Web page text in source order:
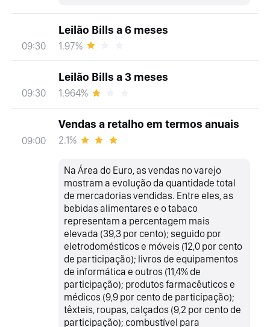
09:30
Leilão Bills a 6 meses
1.97%
09:30
Leilão Bills a 3 meses
1.964%
09:00
Vendas a retalho em termos anuais
2.1%
Na Área do Euro, as vendas no varejo
mostram a evolução da quantidade total
de mercadorias vendidas. Entre eles, as
bebidas alimentares e o tabaco
representam a percentagem mais
elevada (39,3 por cento); seguido por
eletrodomésticos e móveis (12,0 por cento
de participação); livros de equipamentos
de informática e outros (11,4% de
participação); produtos farmacêuticos e
médicos (9,9 por cento de participação);
têxteis, roupas, calçados (9,2 por cento de
participação); combustível para